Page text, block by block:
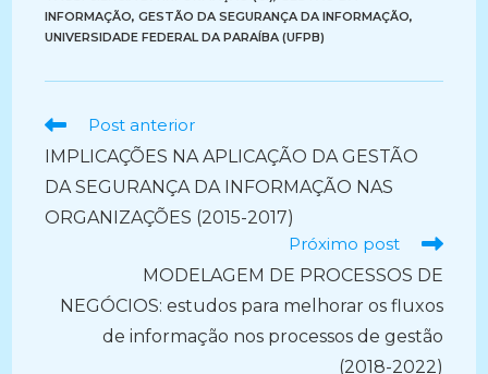
INFORMAÇÃO, GESTÃO DA SEGURANÇA DA INFORMAÇÃO,
UNIVERSIDADE FEDERAL DA PARAÍBA (UFPB)
Ler
artigos
Post anterior
IMPLICAÇÕES NA APLICAÇÃO DA GESTÃO
DA SEGURANÇA DA INFORMAÇÃO NAS
ORGANIZAÇÕES (2015-2017)
Próximo post
MODELAGEM DE PROCESSOS DE
NEGÓCIOS: estudos para melhorar os fluxos
de informação nos processos de gestão
(2018-2022)